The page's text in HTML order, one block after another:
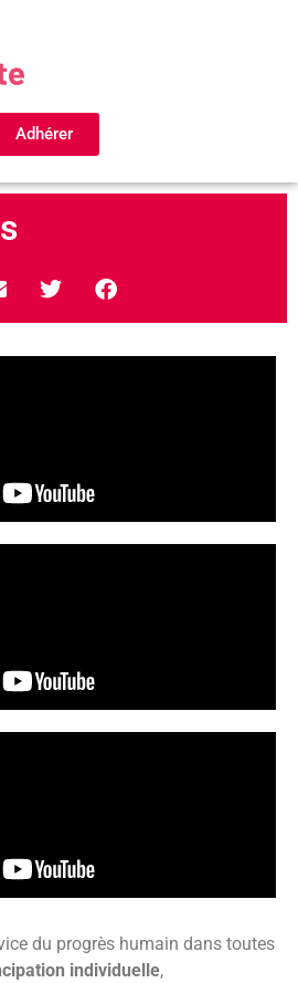
Adhérer
du progrès humain dans toutes
individuelle,